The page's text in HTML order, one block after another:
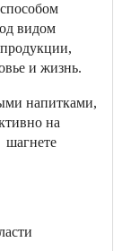
видом
и жизнь.
напитками,
на
шагнете